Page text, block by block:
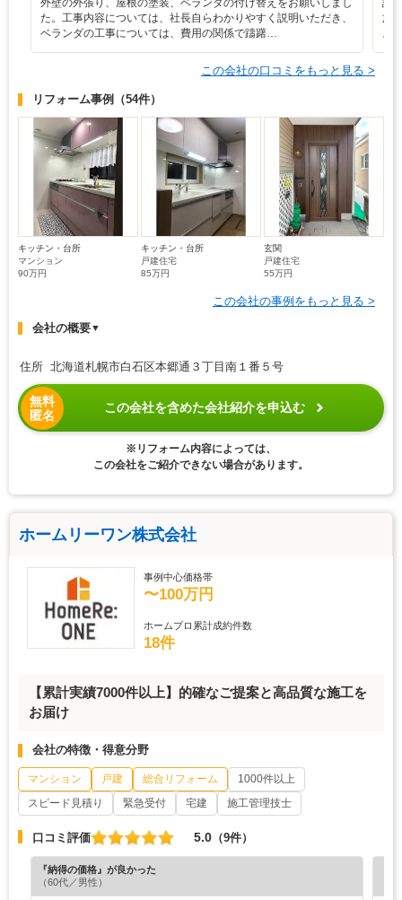
た。工事内容については、社長自らわかりやすく説明いただき、
ベランダの工事については、費用の関係で躊躇…
施
この会社の口コミをもっと見る >
リフォーム事例 （54件）
キッチン・台所
マンション
90万円
キッチン・台所
戸建住宅
85万円
玄関
戸建住宅
55万円
この会社の事例をもっと見る >
会社の概要▼
住所 北海道札幌市白石区本郷通３丁目南１番５号
無料
匿名
この会社を含めた会社紹介を申込む
※リフォーム内容によっては、
この会社をご紹介できない場合があります。
ホームリーワン株式会社
事例中心価格帯
〜100万円
ホームプロ累計成約件数
18件
【累計実績7000件以上】的確なご提案と高品質な施工を
お届け
会社の特徴・得意分野
マンション 戸建 総合リフォーム
1000件以上
スピード見積り
緊急受付 宅建 施工管理技士
口コミ評価 5.0 （9件）
『納得の価格』が良かった
（60代／男性）